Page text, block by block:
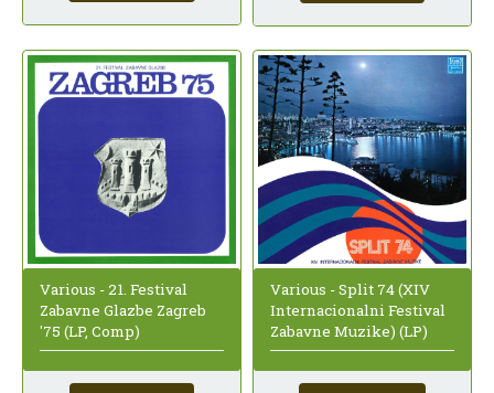
Various - 21. Festival
Zabavne Glazbe Zagreb
'75 (LP, Comp)
Various - Split 74 (XIV
Internacionalni Festival
Zabavne Muzike) (LP)